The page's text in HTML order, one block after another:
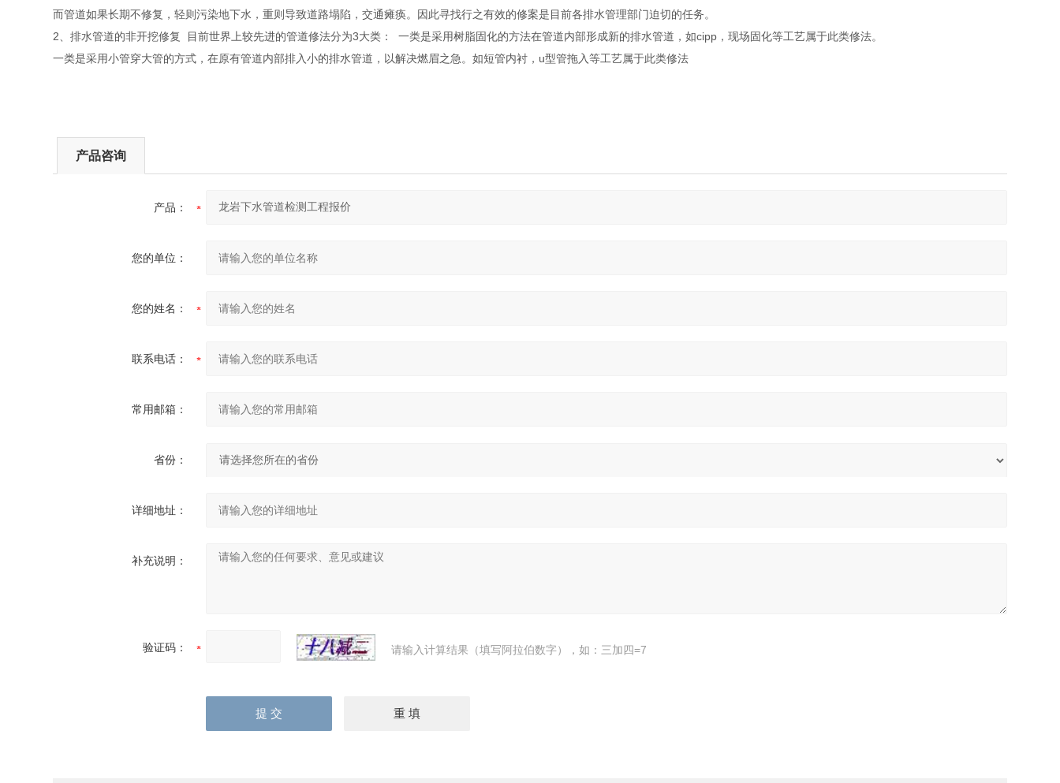
而管道如果长期不修复，轻则污染地下水，重则导致道路塌陷，交通瘫痪。因此寻找行之有效的修案是目前各排水管理部门迫切的任务。
2、排水管道的非开挖修复 目前世界上较先进的管道修法分为3大类： 一类是采用树脂固化的方法在管道内部形成新的排水管道，如cipp，现场固化等工艺属于此类修法。
一类是采用小管穿大管的方式，在原有管道内部排入小的排水管道，以解决燃眉之急。如短管内衬，u型管拖入等工艺属于此类修法
产品咨询
产品：
您的单位：
您的姓名：
联系电话：
常用邮箱：
省份：
详细地址：
补充说明：
验证码： 请输入计算结果（填写阿拉伯数字），如：三加四=7